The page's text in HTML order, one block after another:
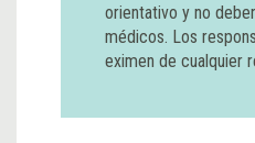
orientativo y no
médicos. Los
eximen de cualquier